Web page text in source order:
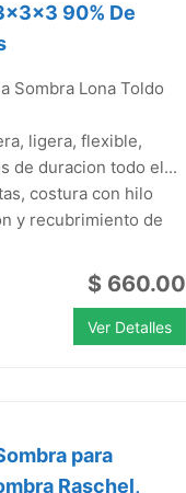
90% De
Sombra Lona Toldo
ligera, flexible,
de duracion todo el...
costura con hilo
y recubrimiento de
$ 660.00
Ver Detalles
para
Raschel,